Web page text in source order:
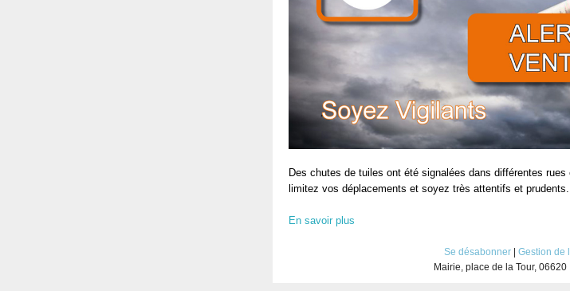
Des chutes de tuiles ont été signalées dans différentes
limitez vos déplacements et soyez très attentifs et prudents.
En savoir plus
Se désabonner
Gestion de
Mairie, place de la Tour,